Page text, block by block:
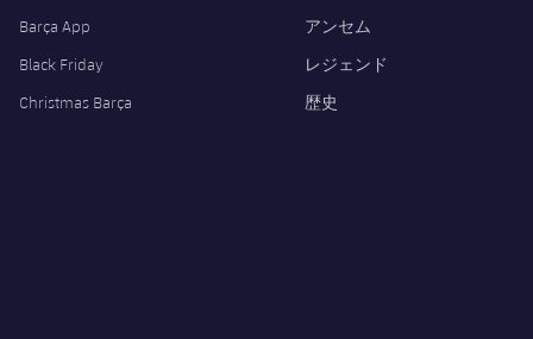
Barça App
Black Friday
Christmas Barça
アンセム
レジェンド
歴史